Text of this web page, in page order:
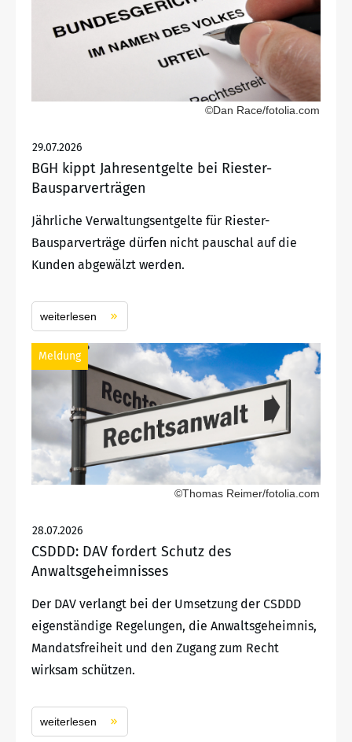
©Dan Race/fotolia.com
29.07.2026
BGH kippt Jahresentgelte bei Riester-
Bausparverträgen
Jährliche Verwaltungsentgelte für Riester-
Bausparverträge dürfen nicht pauschal auf die
Kunden abgewälzt werden.
weiterlesen
Meldung
©Thomas Reimer/fotolia.com
28.07.2026
CSDDD: DAV fordert Schutz des
Anwaltsgeheimnisses
Der DAV verlangt bei der Umsetzung der CSDDD
eigenständige Regelungen, die Anwaltsgeheimnis,
Mandatsfreiheit und den Zugang zum Recht
wirksam schützen.
weiterlesen